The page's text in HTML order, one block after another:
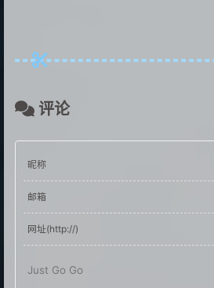
评论